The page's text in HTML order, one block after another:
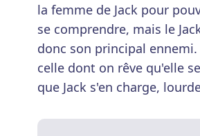
la femme de Jack pour
se comprendre, mais le
donc son principal
celle dont on rêve qu'elle
que Jack s'en charge,